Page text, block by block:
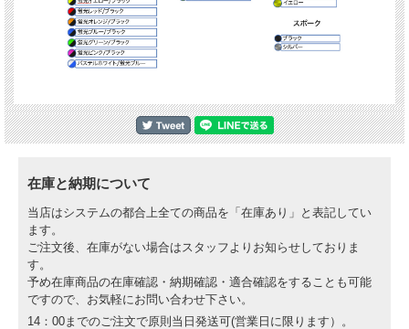
※タイヤを組み込んでの販売も可能です（工賃・部品代を別途いただきます）。タ
イヤ銘柄やサイズはご相談ください。
在庫と納期について
当店はシステムの都合上全ての商品を「在庫あり」と表記してい
ます。
ご注文後、在庫がない場合はスタッフよりお知らせしておりま
す。
予め在庫商品の在庫確認・納期確認・適合確認をすることも可能
ですので、お気軽にお問い合わせ下さい。
14：00までのご注文で原則当日発送可(営業日に限ります）。